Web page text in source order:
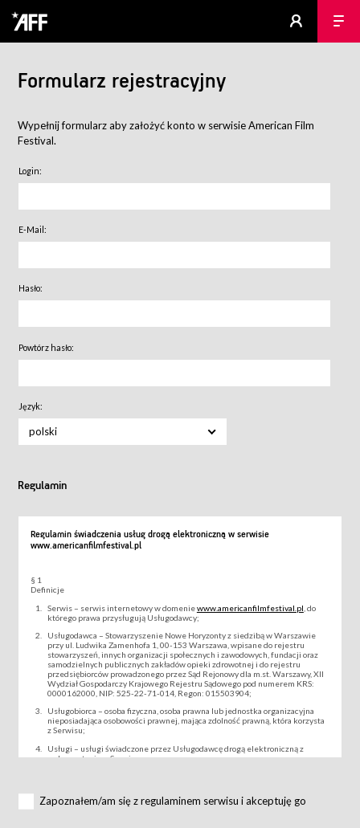
Formularz rejestracyjny
Wypełnij formularz aby założyć konto w serwisie American Film
Festival.
Login:
E-Mail:
Hasło:
Powtórz hasło:
Język:
polski
Regulamin
Regulamin świadczenia usług drogą elektroniczną w serwisie
www.americanfilmfestival.pl
§ 1
Definicje
Serwis – serwis internetowy w domeniewww.americanfilmfestival.pl , do
którego prawa przysługują Usługodawcy;
Usługodawca – Stowarzyszenie Nowe Horyzonty z siedzibą w Warszawie
przy ul. Ludwika Zamenhofa 1, 00-153 Warszawa, wpisane do rejestru
stowarzyszeń, innych organizacji społecznych i zawodowych, fundacji oraz
samodzielnych publicznych zakładów opieki zdrowotnej i do rejestru
przedsiębiorców prowadzonego przez Sąd Rejonowy dla m.st. Warszawy, XII
Wydział Gospodarczy Krajowego Rejestru Sądowego pod numerem KRS:
0000162000, NIP: 525-22-71-014, Regon: 015503904;
Usługobiorca – osoba fizyczna, osoba prawna lub jednostka organizacyjna
nieposiadająca osobowości prawnej, mająca zdolność prawną, która korzysta
z Serwisu;
Usługi – usługi świadczone przez Usługodawcę drogą elektroniczną z
wykorzystaniem Serwisu;
za pośrednictwem Serwisu;
Zapoznałem/am się z regulaminem serwisu i akceptuję go